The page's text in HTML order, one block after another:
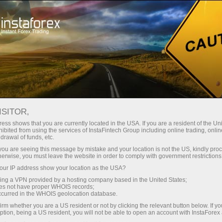
Treyderlar uchun Форекс аналитика Fotoyangiliklar
07:35 2025-04-04
СЕМЬ МИЛЛИАРДЕРОВ,
ПОСТРАДАВШИХ БОЛЬШЕ ВСЕГО
ОТ НОВЫХ ТАРИФОВ ТРАМПА
shows that you are currently located in the USA. If you are a resident of the
from using the services of InstaFintech Group including online trading,
of funds, etc.
are seeing this message by mistake and your location is not the US, kindly
you must leave the website in order to comply with government
IP address show your location as the USA?
a VPN provided by a hosting company based in the United States;
not have proper WHOIS records;
in the WHOIS geolocation database.
whether you are a US resident or not by clicking the relevant button below. If
being a US resident, you will not be able to open an account with InstaForex